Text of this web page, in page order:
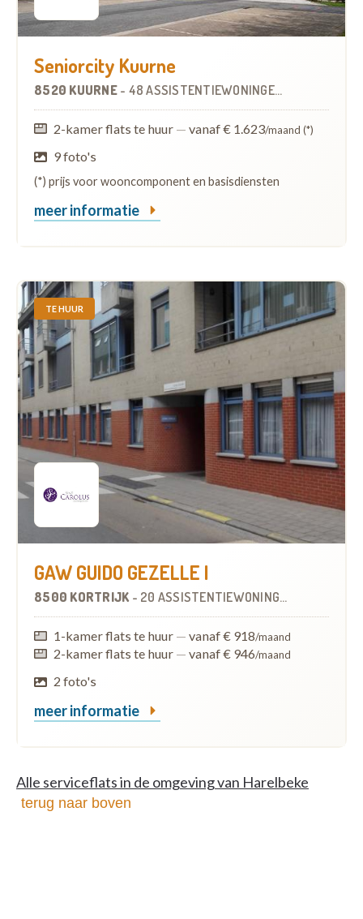
Seniorcity Kuurne
8520 KUURNE - 48 ASSISTENTIEWONINGEN
2-kamer flats te huur — vanaf € 1.623/maand (*)
9 foto's
(*) prijs voor wooncomponent en basisdiensten
meer informatie
TE HUUR
GAW GUIDO GEZELLE I
8500 KORTRIJK - 20 ASSISTENTIEWONINGEN
1-kamer flats te huur — vanaf € 918/maand
2-kamer flats te huur — vanaf € 946/maand
2 foto's
meer informatie
Alle serviceflats in de omgeving van Harelbeke
terug naar boven